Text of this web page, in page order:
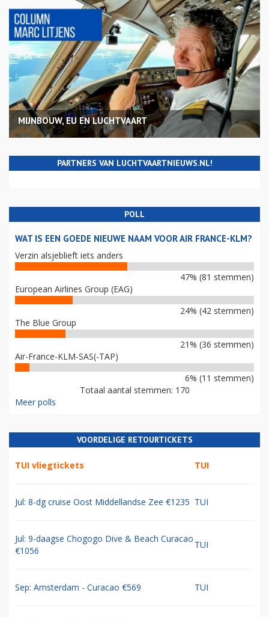
MIJNBOUW, EU EN LUCHTVAART
PARTNERS VAN LUCHTVAARTNIEUWS.NL!
POLL
WAT IS EEN GOEDE NIEUWE NAAM VOOR AIR FRANCE-KLM?
Verzin alsjeblieft iets anders
47% (81 stemmen)
European Airlines Group (EAG)
24% (42 stemmen)
The Blue Group
21% (36 stemmen)
Air-France-KLM-SAS(-TAP)
6% (11 stemmen)
Totaal aantal stemmen: 170
Meer polls
VOORDELIGE RETOURTICKETS
TUI vliegtickets TUI
Jul: 8-dg cruise Oost Middellandse Zee €1235 TUI
Jul: 9-daagse Chogogo Dive & Beach Curacao
€1056
TUI
Sep: Amsterdam - Curacao €569 TUI